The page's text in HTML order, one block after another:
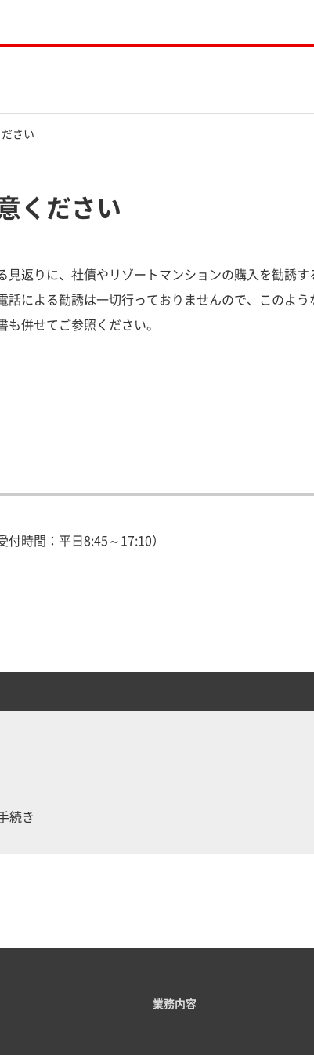
さい
ください
返りに、社債やリゾートマンションの購入を勧誘す
による勧誘は一切行っておりませんので、このよう
併せてご参照ください。
時間：平日8:45～17:10）
続き
業務内容